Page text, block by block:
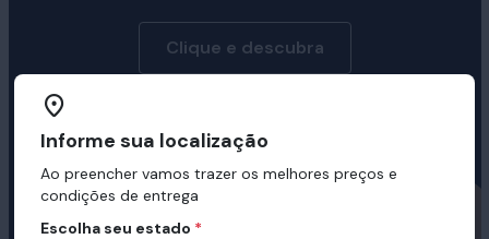
Clique e descubra
Informe sua localização
Ao preencher vamos trazer os melhores preços e
condições de entrega
Escolha seu estado *